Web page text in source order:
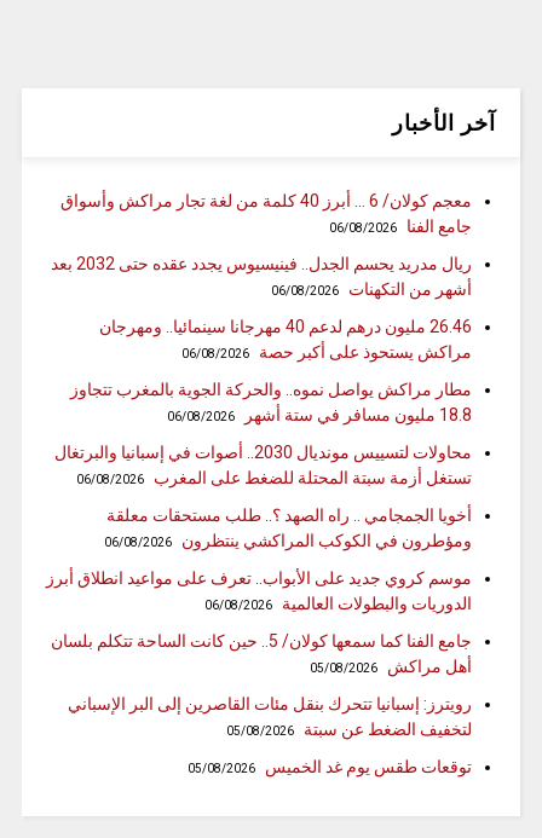
آخر الأخبار
معجم كولان/ 6 … أبرز 40 كلمة من لغة تجار مراكش وأسواق
جامع الفنا
06/08/2026
ريال مدريد يحسم الجدل.. فينيسيوس يجدد عقده حتى 2032 بعد
أشهر من التكهنات
06/08/2026
26.46 مليون درهم لدعم 40 مهرجانا سينمائيا.. ومهرجان
مراكش يستحوذ على أكبر حصة
06/08/2026
مطار مراكش يواصل نموه.. والحركة الجوية بالمغرب تتجاوز
18.8 مليون مسافر في ستة أشهر
06/08/2026
محاولات لتسييس مونديال 2030.. أصوات في إسبانيا والبرتغال
تستغل أزمة سبتة المحتلة للضغط على المغرب
06/08/2026
أخويا الجمجامي .. راه الصهد ؟.. طلب مستحقات معلقة
ومؤطرون في الكوكب المراكشي ينتظرون
06/08/2026
موسم كروي جديد على الأبواب.. تعرف على مواعيد انطلاق أبرز
الدوريات والبطولات العالمية
06/08/2026
جامع الفنا كما سمعها كولان/ 5.. حين كانت الساحة تتكلم بلسان
أهل مراكش
05/08/2026
رويترز: إسبانيا تتحرك بنقل مئات القاصرين إلى البر الإسباني
لتخفيف الضغط عن سبتة
05/08/2026
توقعات طقس يوم غد الخميس 05/08/2026